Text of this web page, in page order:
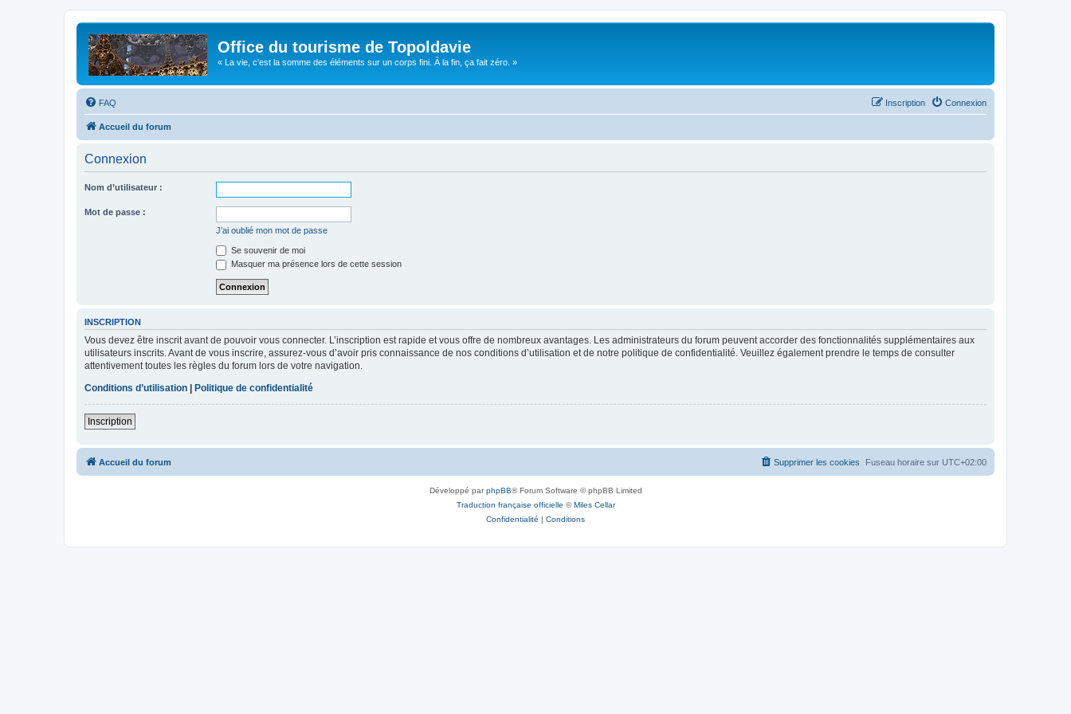
Office du tourisme de Topoldavie
« La vie, c'est la somme des éléments sur un corps fini. À la fin, ça fait zéro. »
FAQ Connexion
Inscription
Accueil du forum
Connexion
Nom d’utilisateur :
Mot de passe :
J’ai oublié mon mot de passe
Se souvenir de moi
Masquer ma présence lors de cette session
INSCRIPTION
Vous devez être inscrit avant de pouvoir vous connecter. L’inscription est rapide et vous offre de nombreux avantages. Les administrateurs du forum peuvent accorder des fonctionnalités supplémentaires aux
utilisateurs inscrits. Avant de vous inscrire, assurez-vous d’avoir pris connaissance de nos conditions d’utilisation et de notre politique de confidentialité. Veuillez également prendre le temps de consulter
attentivement toutes les règles du forum lors de votre navigation.
Conditions d’utilisation
Politique de confidentialité
Inscription
Accueil du forum Fuseau horaire sur UTC+02:00
Supprimer les cookies
Développé parphpBB® Forum Software © phpBB Limited
Traduction française officielle ©Miles Cellar
Confidentialité | Conditions